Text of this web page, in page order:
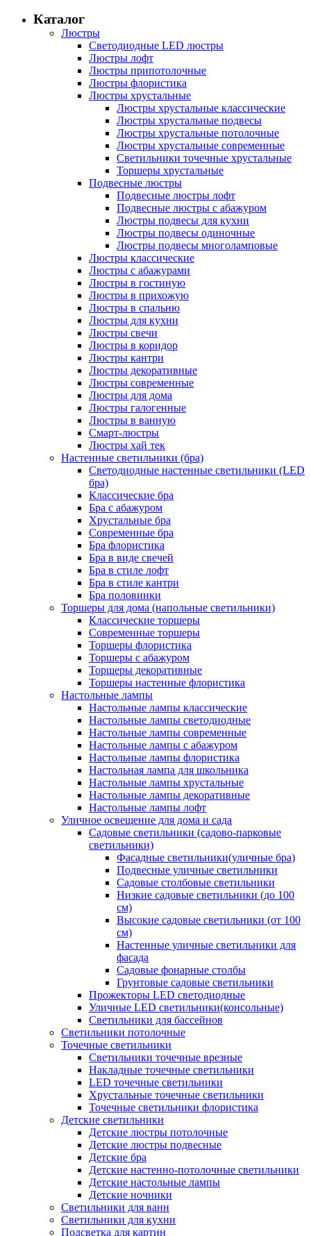
Каталог
Люстры
Светодиодные LED люстры
Люстры лофт
Люстры припотолочные
Люстры флористика
Люстры хрустальные
Люстры хрустальные классические
Люстры хрустальные подвесы
Люстры хрустальные потолочные
Люстры хрустальные современные
Светильники точечные хрустальные
Торшеры хрустальные
Подвесные люстры
Подвесные люстры лофт
Подвесные люстры с абажуром
Люстры подвесы для кухни
Люстры подвесы одиночные
Люстры подвесы многоламповые
Люстры классические
Люстры с абажурами
Люстры в гостиную
Люстры в прихожую
Люстры в спальню
Люстры для кухни
Люстры свечи
Люстры в коридор
Люстры кантри
Люстры декоративные
Люстры современные
Люстры для дома
Люстры галогенные
Люстры в ванную
Смарт-люстры
Люстры хай тек
Настенные светильники (бра)
Светодиодные настенные светильники (LED
бра)
Классические бра
Бра с абажуром
Хрустальные бра
Современные бра
Бра флористика
Бра в виде свечей
Бра в стиле лофт
Бра в стиле кантри
Бра половинки
Торшеры для дома (напольные светильники)
Классические торшеры
Современные торшеры
Торшеры флористика
Торшеры с абажуром
Торшеры декоративные
Торшеры настенные флористика
Настольные лампы
Настольные лампы классические
Настольные лампы светодиодные
Настольные лампы современные
Настольные лампы с абажуром
Настольные лампы флористика
Настольная лампа для школьника
Настольные лампы хрустальные
Настольные лампы декоративные
Настольные лампы лофт
Уличное освещение для дома и сада
Садовые светильники (садово-парковые
светильники)
Фасадные светильники(уличные бра)
Подвесные уличные светильники
Садовые столбовые светильники
Низкие садовые светильники (до 100
см)
Высокие садовые светильники (от 100
см)
Настенные уличные светильники для
фасада
Садовые фонарные столбы
Грунтовые садовые светильники
Прожекторы LED светодиодные
Уличные LED светильники(консольные)
Светильники для бассейнов
Светильники потолочные
Точечные светильники
Светильники точечные врезные
Накладные точечные светильники
LED точечные светильники
Хрустальные точечные светильники
Точечные светильники флористика
Детские светильники
Детские люстры потолочные
Детские люстры подвесные
Детские бра
Детские настенно-потолочные светильники
Детские настольные лампы
Детские ночники
Светильники для ванн
Светильники для кухни
Подсветка для картин